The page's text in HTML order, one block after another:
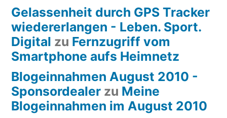
Gelassenheit durch GPS Tracker
wiedererlangen - Leben. Sport.
Digital zu Fernzugriff vom
Smartphone aufs Heimnetz
Blogeinnahmen August 2010 -
Sponsordealer zu Meine
Blogeinnahmen im August 2010